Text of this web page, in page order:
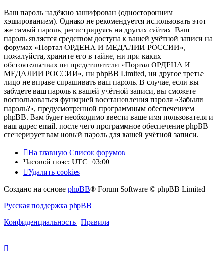
Ваш пароль надёжно зашифрован (односторонним
хэшированием). Однако не рекомендуется использовать этот
же самый пароль, регистрируясь на других сайтах. Ваш
пароль является средством доступа к вашей учётной записи на
форумах «Портал ОРДЕНА И МЕДАЛИИ РОССИИ»,
пожалуйста, храните его в тайне, ни при каких
обстоятельствах ни представители «Портал ОРДЕНА И
МЕДАЛИИ РОССИИ», ни phpBB Limited, ни другое третье
лицо не вправе спрашивать ваш пароль. В случае, если вы
забудете ваш пароль к вашей учётной записи, вы сможете
воспользоваться функцией восстановления пароля «Забыли
пароль?», предусмотренной программным обеспечением
phpBB. Вам будет необходимо ввести ваше имя пользователя и
ваш адрес email, после чего программное обеспечение phpBB
сгенерирует вам новый пароль для вашей учётной записи.
На главную Список форумов
Часовой пояс: UTC+03:00
Удалить cookies
Создано на основе phpBB® Forum Software © phpBB Limited
Русская поддержка phpBB
Конфиденциальность | Правила